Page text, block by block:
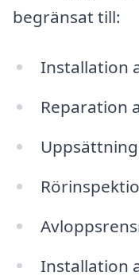
begränsat till:
Installation
Reparation
Installation